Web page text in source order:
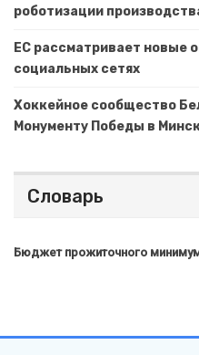
роботизации
ЕС рассматривает новые
социальных сетях
Хоккейное сообщество
Монументу Победы в
Словарь
Бюджет прожиточного